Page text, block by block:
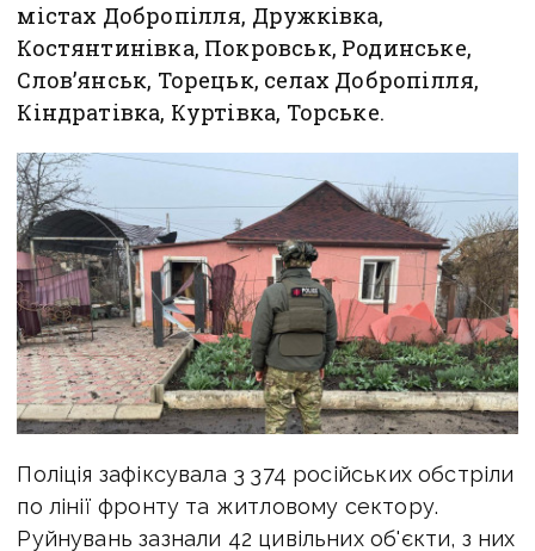
містах Добропілля, Дружківка,
Костянтинівка, Покровськ, Родинське,
Слов’янськ, Торецьк, селах Добропілля,
Кіндратівка, Куртівка, Торське.
Поліція зафіксувала 3 374 російських обстріли
по лінії фронту та житловому сектору.
Руйнувань зазнали 42 цивільних об'єкти, з них